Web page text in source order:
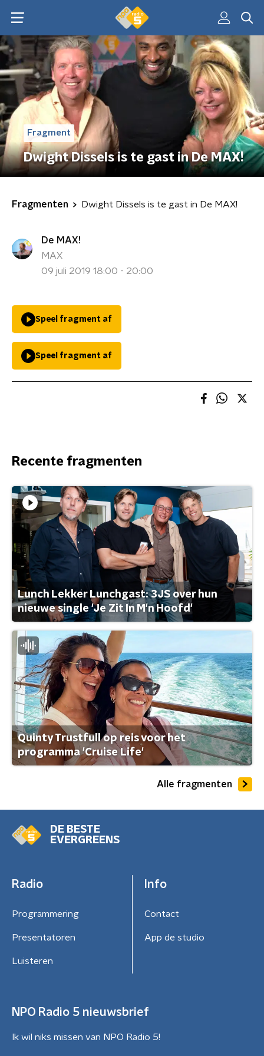
Fragment
Dwight Dissels is te gast in De MAX!
Fragmenten Dwight Dissels is te gast in De MAX!
De MAX!
MAX
09 juli 2019 18:00 - 20:00
Speel fragment af
Speel fragment af
Recente fragmenten
Lunch Lekker Lunchgast: 3JS over hun
nieuwe single 'Je Zit In M'n Hoofd'
Quinty Trustfull op reis voor het
programma 'Cruise Life'
Alle fragmenten
DE BESTE
EVERGREENS
Radio
Programmering
Presentatoren
Luisteren
Info
Contact
App de studio
NPO Radio 5 nieuwsbrief
Ik wil niks missen van NPO Radio 5!